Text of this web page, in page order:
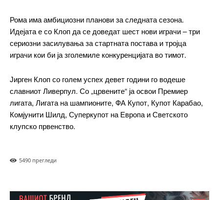
ИЗБЕРЕТЕ ПЛАН
Included for free:
Praesent euismod ac
Ut mollis pellentesque tortor
Nullam eu erat condimentum
Donec quis est ac felis
Orci varius natoque dolor
Рома има амбициозни планови за следната сезона.
Идејата е со Клоп да се доведат шест нови играчи – три
сериозни засилувања за стартната постава и тројца
играчи кои би ја зголемиле конкуренцијата во тимот.
Јирген Клоп со голем успех девет години го водеше
славниот Ливерпул. Со „црвените“ ја освои Премиер
лигата, Лигата на шампионите, ФА Купот, Купот Карабао,
Комјунити Шилд, Суперкупот на Европа и Светското
клупско првенство.
5490 прегледи